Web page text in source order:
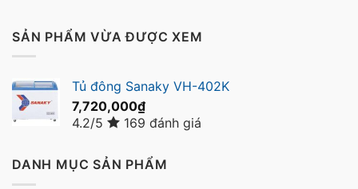
SẢN PHẨM VỪA ĐƯỢC XEM
Tủ đông Sanaky VH-402K
7,720,000₫
4.2/5
169 đánh giá
DANH MỤC SẢN PHẨM